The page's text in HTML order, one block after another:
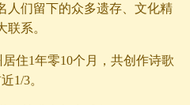
人们留下的众多遗存、文化精
系。
住1年零10个月，共创作诗歌
1/3。